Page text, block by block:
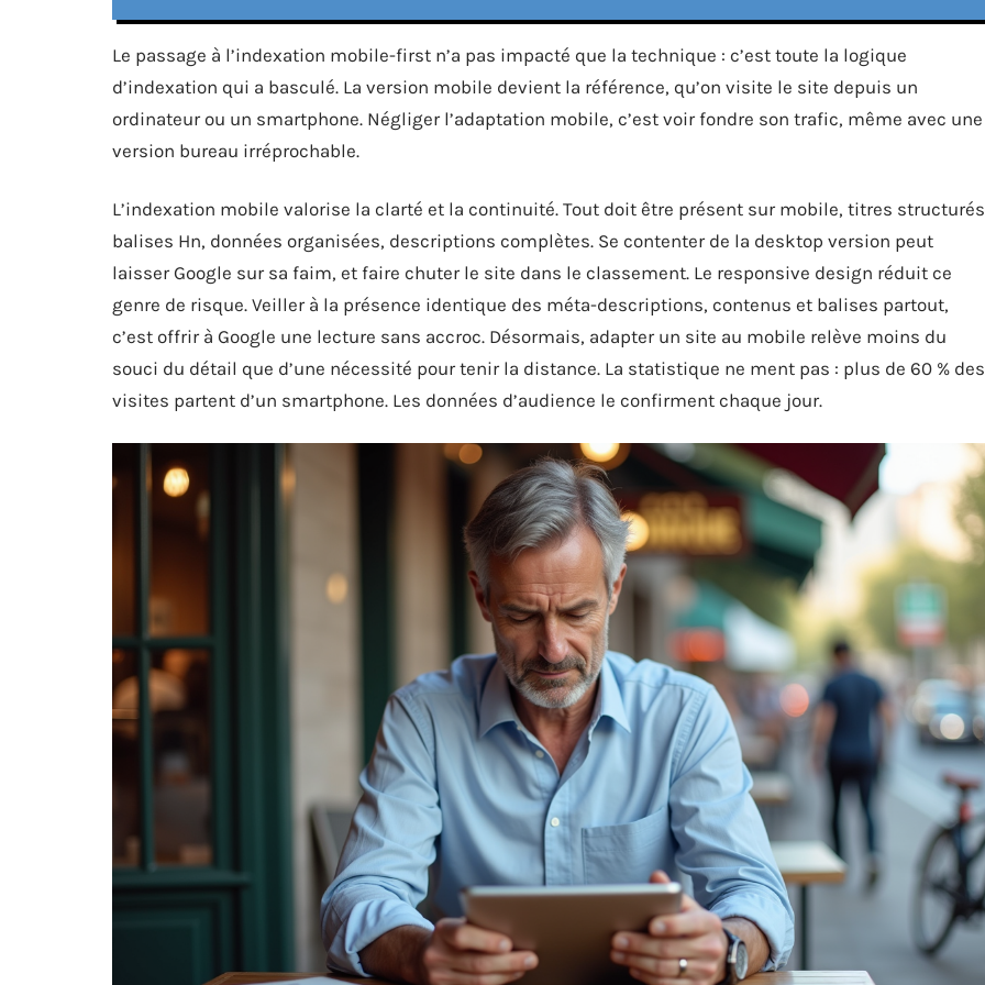
Le passage à l’indexation mobile-first n’a pas impacté que la technique : c’est toute la logique
d’indexation qui a basculé. La version mobile devient la référence, qu’on visite le site depuis un
ordinateur ou un smartphone. Négliger l’adaptation mobile, c’est voir fondre son trafic, même avec une
version bureau irréprochable.
L’indexation mobile valorise la clarté et la continuité. Tout doit être présent sur mobile, titres
balises Hn, données organisées, descriptions complètes. Se contenter de la desktop version peut
laisser Google sur sa faim, et faire chuter le site dans le classement. Le responsive design réduit ce
genre de risque. Veiller à la présence identique des méta-descriptions, contenus et balises partout,
c’est offrir à Google une lecture sans accroc. Désormais, adapter un site au mobile relève moins du
souci du détail que d’une nécessité pour tenir la distance. La statistique ne ment pas : plus de 60 % des
visites partent d’un smartphone. Les données d’audience le confirment chaque jour.